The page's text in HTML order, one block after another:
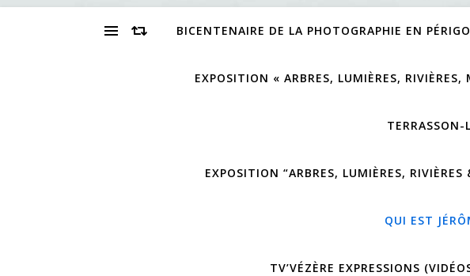
BICENTENAIRE DE LA PHOTOGRAPHIE EN
EXPOSITION « ARBRES, LUMIÈRES,
TERRASSON-
EXPOSITION “ARBRES, LUMIÈRES,
QUI EST
TV’VÉZÈRE EXPRESSIONS